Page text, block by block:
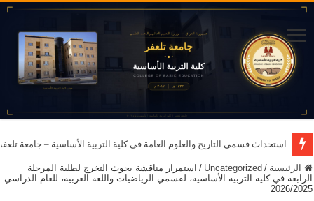
استحداث قسمي التاريخ والعلوم العامة في كلية التربية الأساسية – جامعة تلعفر للعام
الرئيسية /
Uncategorized
/ استمرار مناقشة بحوث التخرج لطلبة المرحلة
الرابعة في كلية التربية الأساسية، لقسمي الرياضيات واللغة العربية، للعام الدراسي
2026/2025